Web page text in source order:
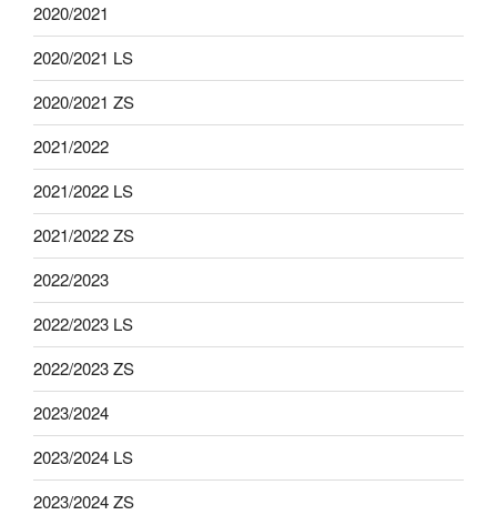
2020/2021
2020/2021 LS
2020/2021 ZS
2021/2022
2021/2022 LS
2021/2022 ZS
2022/2023
2022/2023 LS
2022/2023 ZS
2023/2024
2023/2024 LS
2023/2024 ZS